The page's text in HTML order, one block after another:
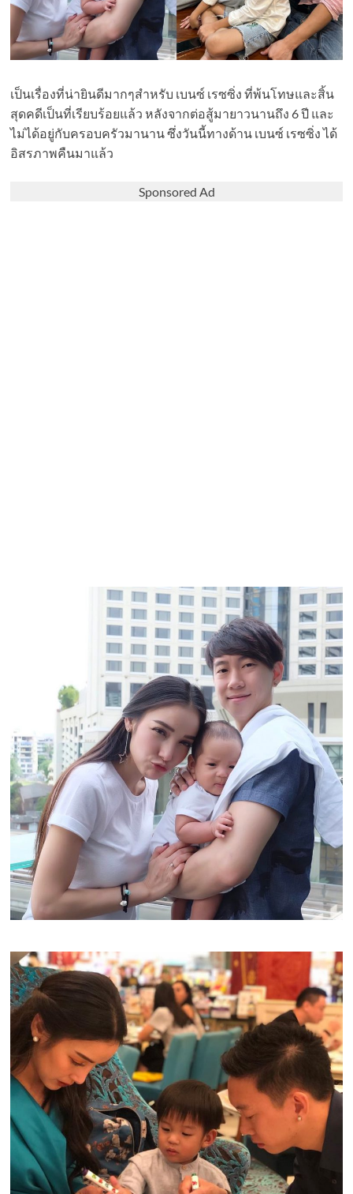
เป็นเรื่องที่น่ายินดีมากๆสำหรับ เบนซ์ เรซซิ่ง ที่พ้นโทษและสิ้น
สุดคดีเป็นที่เรียบร้อยแล้ว หลังจากต่อสู้มายาวนานถึง 6 ปี และ
ไม่ได้อยู่กับครอบครัวมานาน ซึ่งวันนี้ทางด้าน เบนซ์ เรซซิ่ง ได้
อิสรภาพคืนมาแล้ว
Sponsored Ad